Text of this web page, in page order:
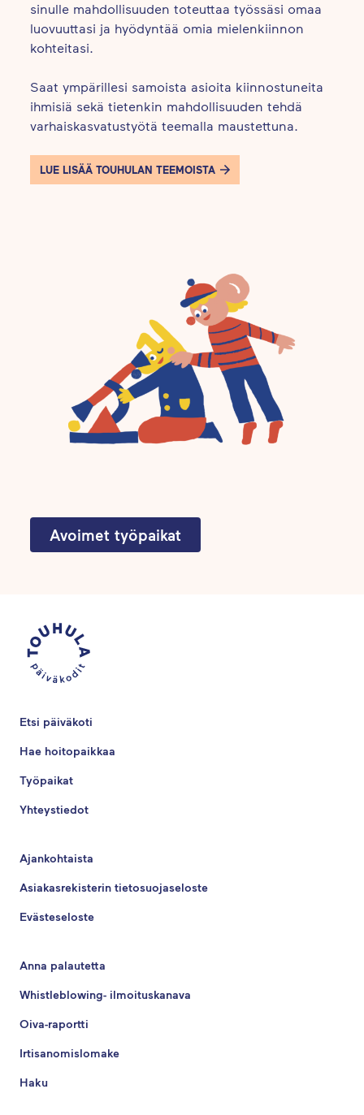
sinulle mahdollisuuden toteuttaa työssäsi omaa
luovuuttasi ja hyödyntää omia mielenkiinnon
kohteitasi.
Saat ympärillesi samoista asioita kiinnostuneita
ihmisiä sekä tietenkin mahdollisuuden tehdä
varhaiskasvatustyötä teemalla maustettuna.
LUE LISÄÄ TOUHULAN TEEMOISTA
Avoimet työpaikat
Etsi päiväkoti
Hae hoitopaikkaa
Työpaikat
Yhteystiedot
Ajankohtaista
Asiakasrekisterin tietosuojaseloste
Evästeseloste
Anna palautetta
Whistleblowing- ilmoituskanava
Oiva-raportti
Irtisanomislomake
Haku